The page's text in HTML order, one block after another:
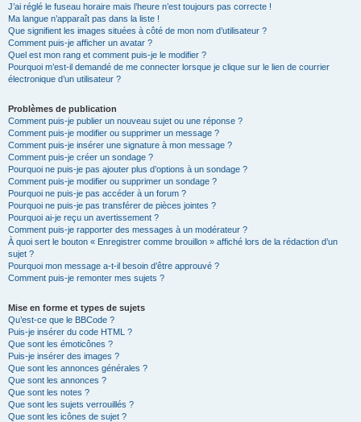
J’ai réglé le fuseau horaire mais l’heure n’est toujours pas correcte !
Ma langue n’apparaît pas dans la liste !
Que signifient les images situées à côté de mon nom d’utilisateur ?
Comment puis-je afficher un avatar ?
Quel est mon rang et comment puis-je le modifier ?
Pourquoi m’est-il demandé de me connecter lorsque je clique sur le lien de courrier
électronique d’un utilisateur ?
Problèmes de publication
Comment puis-je publier un nouveau sujet ou une réponse ?
Comment puis-je modifier ou supprimer un message ?
Comment puis-je insérer une signature à mon message ?
Comment puis-je créer un sondage ?
Pourquoi ne puis-je pas ajouter plus d’options à un sondage ?
Comment puis-je modifier ou supprimer un sondage ?
Pourquoi ne puis-je pas accéder à un forum ?
Pourquoi ne puis-je pas transférer de pièces jointes ?
Pourquoi ai-je reçu un avertissement ?
Comment puis-je rapporter des messages à un modérateur ?
À quoi sert le bouton « Enregistrer comme brouillon » affiché lors de la rédaction d’un
sujet ?
Pourquoi mon message a-t-il besoin d’être approuvé ?
Comment puis-je remonter mes sujets ?
Mise en forme et types de sujets
Qu’est-ce que le BBCode ?
Puis-je insérer du code HTML ?
Que sont les émoticônes ?
Puis-je insérer des images ?
Que sont les annonces générales ?
Que sont les annonces ?
Que sont les notes ?
Que sont les sujets verrouillés ?
Que sont les icônes de sujet ?